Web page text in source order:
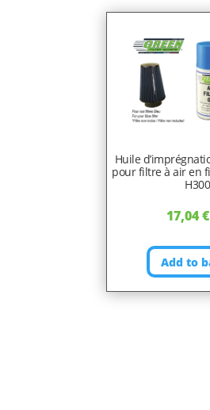
Huile
pour filtre à air en
17,04€
Add to